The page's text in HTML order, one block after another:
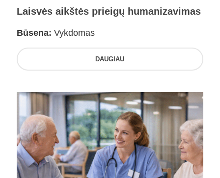
Laisvės aikštės prieigų humanizavimas
Būsena: Vykdomas
DAUGIAU